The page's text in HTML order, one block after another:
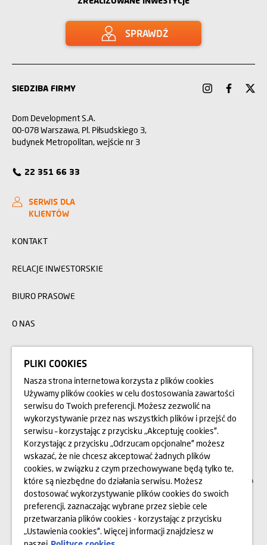
SPRAWDŹ
SIEDZIBA FIRMY
Dom Development S.A.
00-078 Warszawa, Pl. Piłsudskiego 3,
budynek Metropolitan, wejście nr 3
22 351 66 33
SERWIS DLA
KLIENTÓW
KONTAKT
RELACJE INWESTORSKIE
BIURO PRASOWE
O NAS
BLOG
Przedstawione na stronie internetowej www.domd.pl wizualizacje, animacje oraz
modele budynku mają charakter poglądowy. Wygląd budynku oraz
zagospodarowanie terenu mogą nieznacznie ulec zmianie na etapie realizacji.
Zmianie nie ulegną istotne cechy świadczenia oraz funkcjonalność budynku.
Wszelkie prawa zastrzeżone. Prawa do używania, kopiowania i rozpowszechniania
wszelkich danych i materiałów dostępnych na niniejszej stronie internetowej
podlegają w szczególności przepisom ustawy z dnia 4 lutego 1994 r. o Prawie
autorskim i prawach pokrewnych (Dz. U. 2006 Nr 90 poz. 631 z późn. zm.).
Wykorzystywanie danych lub materiałów z niniejszej strony w jakichkolwiek celach
wymaga każdorazowo pisemnej zgody Dom Development S.A. W przypadku
zapotrzebowania na w/w materiały prosimy o kontakt na adres:
marketing@domd.pl
Sąd Rejonowy dla m.st. Warszawy w Warszawie | XII Wydział Gospodarczy
Krajowego Rejestru Sądowego | Kapitał zakładowy: 25.798.422 zł | Kapitał
wpłacony: 25.798.422 zł | KRS 0000031483 i NIP 525-14-92-233
PLIKI COOKIES
Nasza strona internetowa korzysta z plików cookies
Używamy plików cookies w celu dostosowania zawartości
serwisu do Twoich preferencji. Możesz zezwolić na
wykorzystywanie przez nas wszystkich plików i przejść do
serwisu – korzystając z przycisku „Akceptuję cookies”.
Korzystając z przycisku „Odrzucam opcjonalne” możesz
wskazać, że nie chcesz akceptować żadnych plików
cookies, w związku z czym przechowywane będą tylko te,
które są niezbędne do działania serwisu. Możesz
dostosować wykorzystywanie plików cookies do swoich
preferencji, zaznaczając wybrane przez siebie cele
przetwarzania plików cookies - korzystając z przycisku
„Ustawienia cookies”. Więcej informacji znajdziesz w